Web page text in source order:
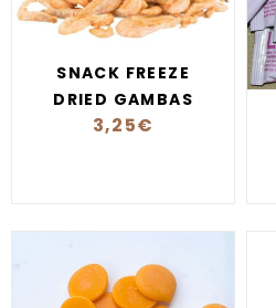
SNACK FREEZE
DRIED GAMBAS
3,25€